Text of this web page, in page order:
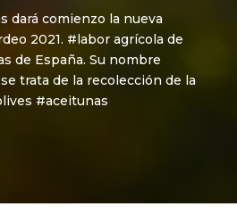
dará comienzo la nueva
2021. #labor agrícola de
de España. Su nombre
trata de la recolección de la
#aceitunas